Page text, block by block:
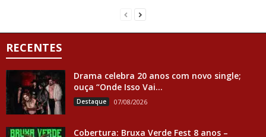
RECENTES
Drama celebra 20 anos com novo single;
ouça “Onde Isso Vai...
Destaque 07/08/2026
Cobertura: Bruxa Verde Fest 8 anos –